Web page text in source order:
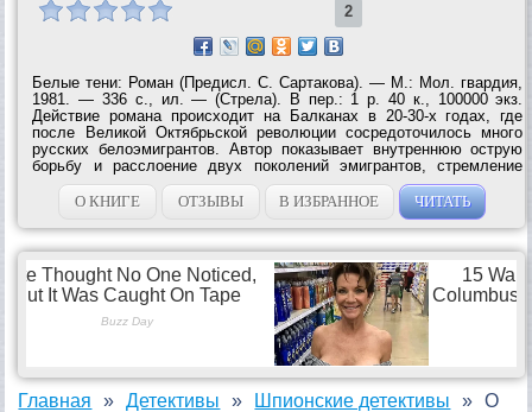
2
Белые тени: Роман (Предисл. С. Сартакова). — М.: Мол. гвардия,
1981. — 336 с., ил. — (Стрела). В пер.: 1 р. 40 к., 100000 экз.
Действие романа происходит на Балканах в 20-30-х годах, где
после Великой Октябрьской революции сосредоточилось много
русских белоэмигрантов. Автор показывает внутреннюю острую
борьбу и расслоение двух поколений эмигрантов, стремление
империалистических разведок использовать их в своих целях.
Герой романа — советский...
О КНИГЕ ОТЗЫВЫ В ИЗБРАННОЕ ЧИТАТЬ
Главная Детективы Шпионские детективы
О